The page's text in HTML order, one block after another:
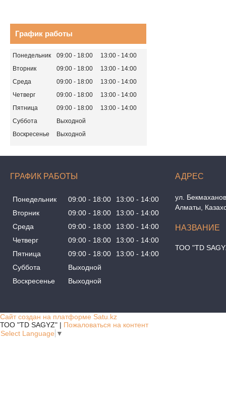
График работы
Понедельник 09:00 18:00 13:00
14:00
Вторник
09:00 18:00 13:00
14:00
Среда
09:00 18:00 13:00
14:00
Четверг
09:00 18:00 13:00
14:00
Пятница
09:00 18:00 13:00
14:00
Суббота
Выходной
Воскресенье
Выходной
ГРАФИК РАБОТЫ
Понедельник 09:00 18:00 13:00
14:00
Вторник
09:00 18:00 13:00
14:00
Среда
09:00 18:00 13:00
14:00
Четверг
09:00 18:00 13:00
14:00
Пятница
09:00 18:00 13:00
14:00
Суббота
Выходной
Воскресенье
Выходной
ул.
Алматы,
ТОО "TD
Сайт создан на платформе Satu.kz
ТОО "TD SAGYZ" | Пожаловаться на контент
Select Language ▼